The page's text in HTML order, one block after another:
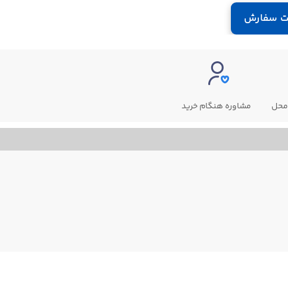
سفارش
محل مشاوره هنگام خرید